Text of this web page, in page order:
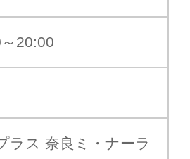
20:00
ラス 奈良ミ・ナーラ